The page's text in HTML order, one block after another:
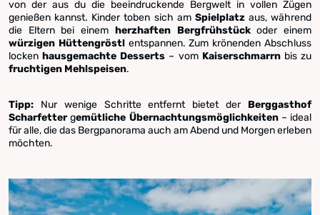
von der aus du die beeindruckende Bergwelt in vollen Zügen
genießen kannst. Kinder toben sich amSpielplatzaus, während
die Eltern bei einem herzhaften Bergfrühstückoder einem
würzigen Hüttengröstl entspannen. Zum krönenden Abschluss
lockenhausgemachte Desserts – vom Kaiserschmarrnbis zu
fruchtigen Mehlspeisen.
Tipp: Nur wenige Schritte entfernt bietet der Berggasthof
Scharfettergemütliche Übernachtungsmöglichkeiten– ideal
für alle, die das Bergpanorama auch am Abend und Morgen erleben
möchten.